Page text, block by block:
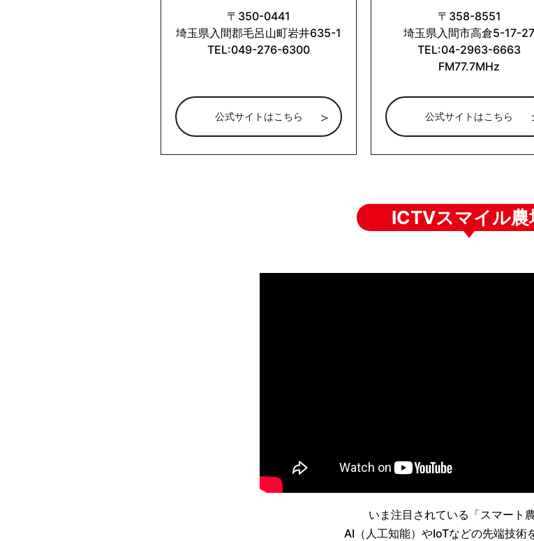
〒350-0441
埼玉県入間郡毛呂山町岩井635-1
TEL:049-276-6300
公式サイトはこちら
〒358-8551
埼玉県入間市高倉5-17-27
TEL:04-2963-6663
FM77.7MHz
公式サイトはこちら
ICTVスマイル農
いま注目されている「スマート農
AI（人工知能）やIoTなどの先端技術